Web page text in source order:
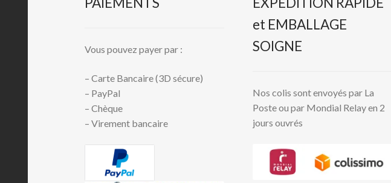
Vous pouvez payer par :
– Carte Bancaire (3D sécure)
– PayPal
– Chèque
– Virement bancaire
et EMBALLAGE
SOIGNE
Nos colis sont envoyés par La
Poste ou par Mondial Relay en 2
jours ouvrés